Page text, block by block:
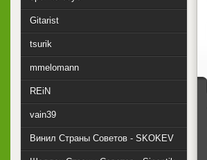
Gitarist
tsurik
mmelomann
REiN
vain39
Винил Страны Советов - SKOKEV